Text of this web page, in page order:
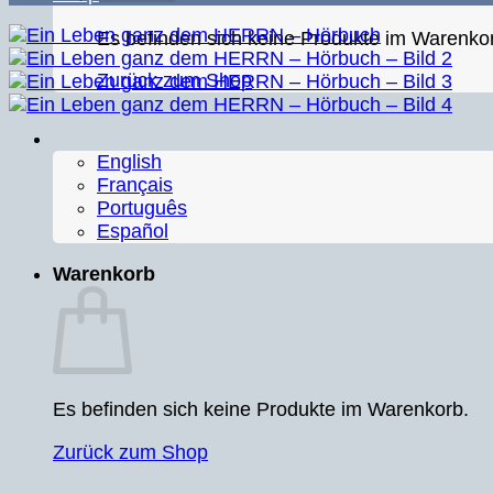
Es befinden sich keine Produkte im
Zurück zum Shop
English
Français
Português
Español
Warenkorb
Es befinden sich keine Produkte im Warenkorb.
Zurück zum Shop